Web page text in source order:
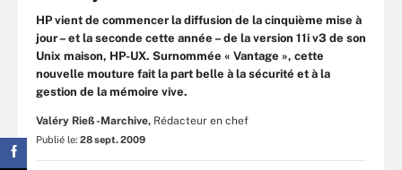
HP vient de commencer la diffusion de la cinquième mise à
jour – et la seconde cette année – de la version 11i v3 de son
Unix maison, HP-UX. Surnommée « Vantage », cette
nouvelle mouture fait la part belle à la sécurité et à la
gestion de la mémoire vive.
Valéry Rieß-Marchive, Rédacteur en chef
Publié le: 28 sept. 2009